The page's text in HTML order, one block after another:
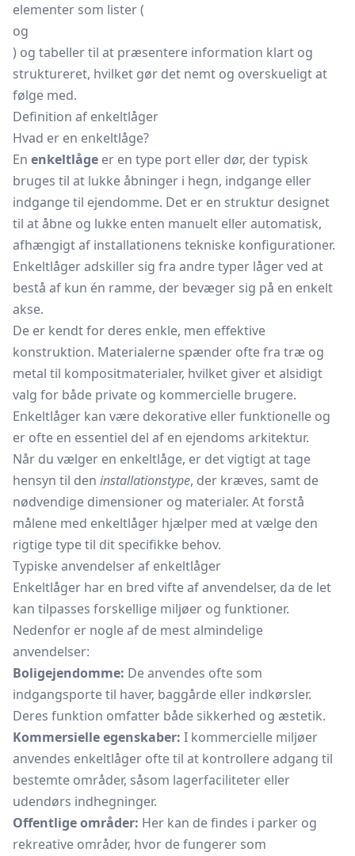
elementer som lister (
og
) og tabeller til at præsentere information klart og
struktureret, hvilket gør det nemt og overskueligt at
følge med.
Definition af enkeltlåger
Hvad er en enkeltlåge?
En enkeltlåge er en type port eller dør, der typisk
bruges til at lukke åbninger i hegn, indgange eller
indgange til ejendomme. Det er en struktur designet
til at åbne og lukke enten manuelt eller automatisk,
afhængigt af installationens tekniske konfigurationer.
Enkeltlåger adskiller sig fra andre typer låger ved at
bestå af kun én ramme, der bevæger sig på en enkelt
akse.
De er kendt for deres enkle, men effektive
konstruktion. Materialerne spænder ofte fra træ og
metal til kompositmaterialer, hvilket giver et alsidigt
valg for både private og kommercielle brugere.
Enkeltlåger kan være dekorative eller funktionelle og
er ofte en essentiel del af en ejendoms arkitektur.
Når du vælger en enkeltlåge, er det vigtigt at tage
hensyn til den installationstype, der kræves, samt de
nødvendige dimensioner og materialer. At forstå
målene med enkeltlåger hjælper med at vælge den
rigtige type til dit specifikke behov.
Typiske anvendelser af enkeltlåger
Enkeltlåger har en bred vifte af anvendelser, da de let
kan tilpasses forskellige miljøer og funktioner.
Nedenfor er nogle af de mest almindelige
anvendelser:
Boligejendomme: De anvendes ofte som
indgangsporte til haver, baggårde eller indkørsler.
Deres funktion omfatter både sikkerhed og æstetik.
Kommersielle egenskaber: I kommercielle miljøer
anvendes enkeltlåger ofte til at kontrollere adgang til
bestemte områder, såsom lagerfaciliteter eller
udendørs indhegninger.
Offentlige områder: Her kan de findes i parker og
rekreative områder, hvor de fungerer som